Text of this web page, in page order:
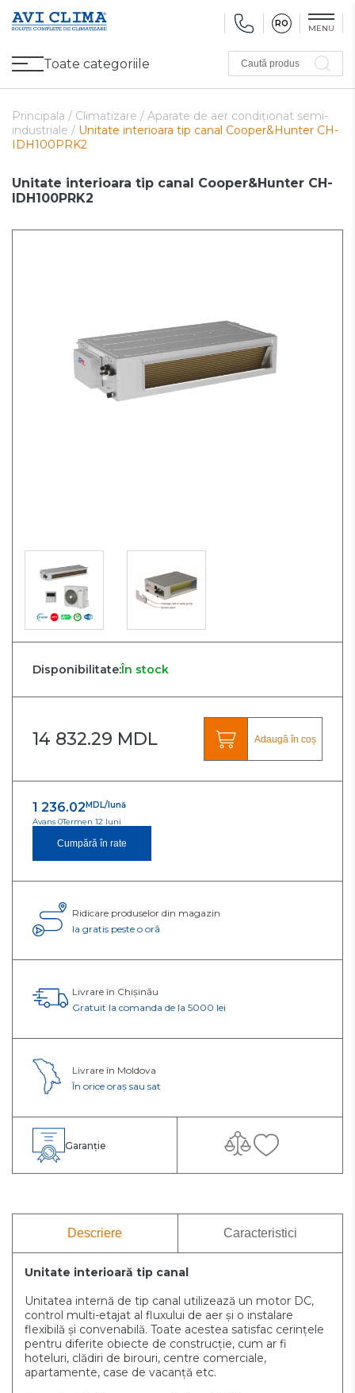
RO MENU
Toate categoriile
Climatizare
Ventilare
Caută produs
Principala / Climatizare / Aparate de aer condiționat semi-
industriale / Unitate interioara tip canal Cooper&Hunter CH-
IDH100PRK2
Unitate interioara tip canal Cooper&Hunter CH-
IDH100PRK2
Disponibilitate:În stock
14 832.29 MDL Adaugă în coș
1 236.02 MDL/lună
Avans 0Termen 12 luni
Cumpără în rate
Ridicare produselor din magazin
Ia gratis peste o oră
Livrare în Chișinău
Gratuit la comanda de la 5000 lei
Livrare în Moldova
În orice oraș sau sat
Garanție
Descriere Caracteristici
Unitate interioară tip canal
Unitatea internă de tip canal utilizează un motor DC,
control multi-etajat al fluxului de aer și o instalare
flexibilă și convenabilă. Toate acestea satisfac cerințele
pentru diferite obiecte de construcție, cum ar fi
hoteluri, clădiri de birouri, centre comerciale,
apartamente, case de vacanță etc.